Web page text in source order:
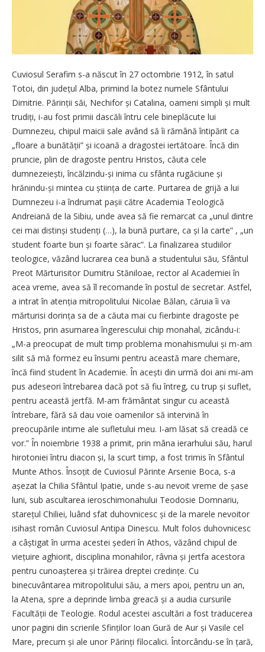
Cuviosul Serafim s-a născut în 27 octombrie 1912, în satul
Totoi, din județul Alba, primind la botez numele Sfântului
Dimitrie. Părinții săi, Nechifor și Catalina, oameni simpli și mult
trudiți, i-au fost primii dascăli întru cele bineplăcute lui
Dumnezeu, chipul maicii sale având să îi rămână întipărit ca
„floare a bunătății” și icoană a dragostei iertătoare. Încă din
pruncie, plin de dragoste pentru Hristos, căuta cele
dumnezeiești, încălzindu-și inima cu sfânta rugăciune și
hrănindu-și mintea cu știința de carte. Purtarea de grijă a lui
Dumnezeu i-a îndrumat pașii către Academia Teologică
Andreiană de la Sibiu, unde avea să fie remarcat ca „unul dintre
cei mai distinși studenți (…), la bună purtare, ca și la carte” , „un
student foarte bun și foarte sărac”. La finalizarea studiilor
teologice, văzând lucrarea cea bună a studentului său, Sfântul
Preot Mărturisitor Dumitru Stăniloae, rector al Academiei în
acea vreme, avea să îl recomande în postul de secretar. Astfel,
a intrat în atenția mitropolitului Nicolae Bălan, căruia îi va
mărturisi dorința sa de a căuta mai cu fierbinte dragoste pe
Hristos, prin asumarea îngerescului chip monahal, zicându-i:
„M-a preocupat de mult timp problema monahismului și m-am
silit să mă formez eu însumi pentru această mare chemare,
încă fiind student în Academie. În acești din urmă doi ani mi-am
pus adeseori întrebarea dacă pot să fiu întreg, cu trup și suflet,
pentru această jertfă. M-am frământat singur cu această
întrebare, fără să dau voie oamenilor să intervină în
preocupările intime ale sufletului meu. I-am lăsat să creadă ce
vor.” În noiembrie 1938 a primit, prin mâna ierarhului său, harul
hirotoniei întru diacon și, la scurt timp, a fost trimis în Sfântul
Munte Athos. Însoțit de Cuviosul Părinte Arsenie Boca, s-a
așezat la Chilia Sfântul Ipatie, unde s-au nevoit vreme de șase
luni, sub ascultarea ieroschimonahului Teodosie Domnariu,
starețul Chiliei, luând sfat duhovnicesc și de la marele nevoitor
isihast român Cuviosul Antipa Dinescu. Mult folos duhovnicesc
a câștigat în urma acestei șederi în Athos, văzând chipul de
viețuire aghiorit, disciplina monahilor, râvna și jertfa acestora
pentru cunoașterea și trăirea dreptei credințe. Cu
binecuvântarea mitropolitului său, a mers apoi, pentru un an,
la Atena, spre a deprinde limba greacă și a audia cursurile
Facultății de Teologie. Rodul acestei ascultări a fost traducerea
unor pagini din scrierile Sfinților Ioan Gură de Aur și Vasile cel
Mare, precum și ale unor Părinți filocalici. Întorcându-se în țară,